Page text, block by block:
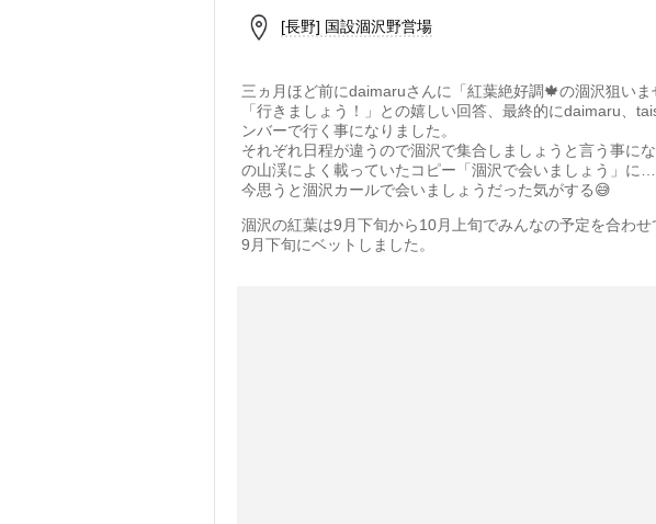
[長野] 国設涸沢野営場
三ヵ月ほど前にdaimaruさんに「紅葉絶好調🍁の涸沢狙い
「行きましょう！」との嬉しい回答、最終的にdaimaru、
ンバーで行く事になりました。
それぞれ日程が違うので涸沢で集合しましょうと言う事に
の山渓によく載っていたコピー「涸沢で会いましょう」に…
今思うと涸沢カールで会いましょうだった気がする😅
涸沢の紅葉は9月下旬から10月上旬でみんなの予定を合わ
9月下旬にベットしました。